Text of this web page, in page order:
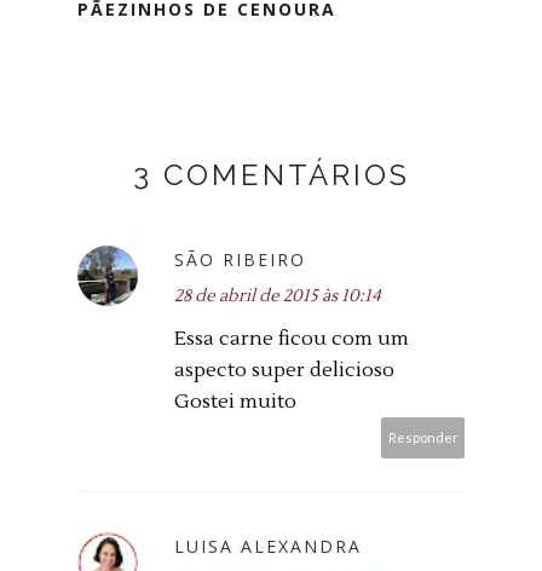
PÃEZINHOS DE CENOURA
3 COMENTÁRIOS
SÃO RIBEIRO
28 de abril de 2015 às 10:14
Essa carne ficou com um
aspecto super delicioso
Gostei muito
Responder
LUISA ALEXANDRA